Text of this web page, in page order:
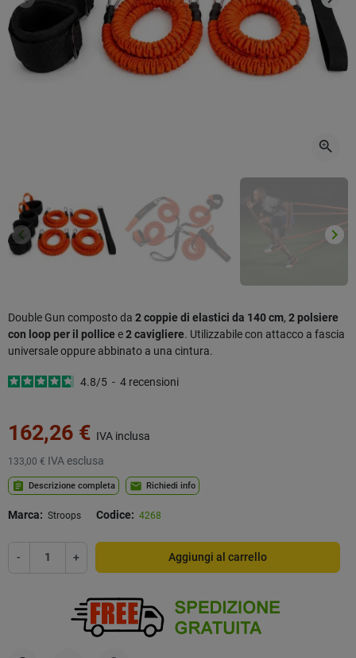
Precedente
zoom_in
Precedente
keyboard_arrow_left keyboard_arrow_right
Double Gun composto da 2 coppie di elastici da 140 cm, 2 polsiere
con loop per il pollice e2 cavigliere. Utilizzabile con attacco a fascia
universale oppure abbinato a una cintura.
4.8/5 - 4 recensioni
162,26 € IVA inclusa
133,00 € IVA esclusa
assignment Descrizione completa mail Richiedi info
Marca: Stroops Codice: 4268
- + Aggiungi al carrello